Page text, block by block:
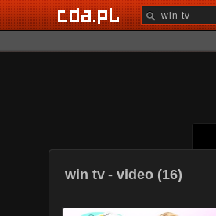
win tv - video (16)